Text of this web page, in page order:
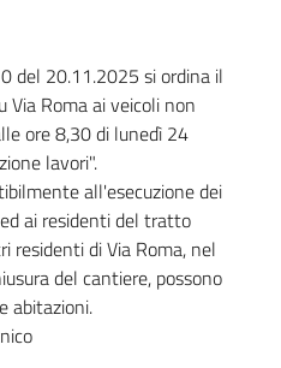
del 20.11.2025 si ordina il
Via Roma ai veicoli non
ore 8,30 di lunedì 24
lavori".
all'esecuzione dei
ai residenti del tratto
residenti di Via Roma, nel
del cantiere, possono
abitazioni.